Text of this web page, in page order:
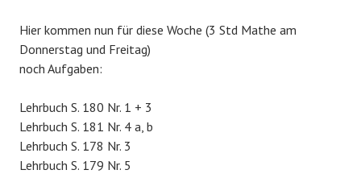
Hier kommen nun für diese Woche (3 Std Mathe am
Donnerstag und Freitag)
noch Aufgaben:
Lehrbuch S. 180 Nr. 1 + 3
Lehrbuch S. 181 Nr. 4 a, b
Lehrbuch S. 178 Nr. 3
Lehrbuch S. 179 Nr. 5